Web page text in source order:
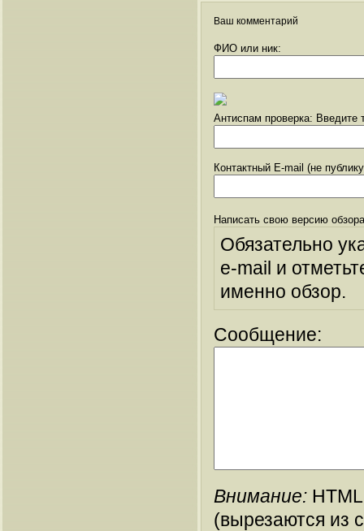
Ваш комментарий
ФИО или ник:
Антиспам проверка: Введите
Контактный E-mail (не
Написать свою версию
Обязательно
e-mail и
именно обзор.
Сообщение:
Внимание:
(вырезаются из